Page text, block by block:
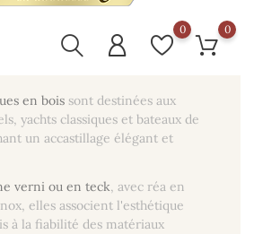
0 0
en bois sont destinées aux
yachts classiques et bateaux de
un accastillage élégant et
verni ou en teck, avec réa en
elles associent l'esthétique
à la fiabilité des matériaux